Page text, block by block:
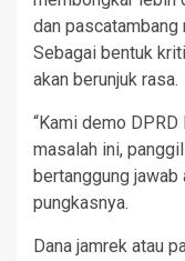
dan pascatambang
Sebagai bentuk
akan berunjuk rasa.
“Kami demo
masalah ini,
bertanggung jawab
pungkasnya.
Dana jamrek atau